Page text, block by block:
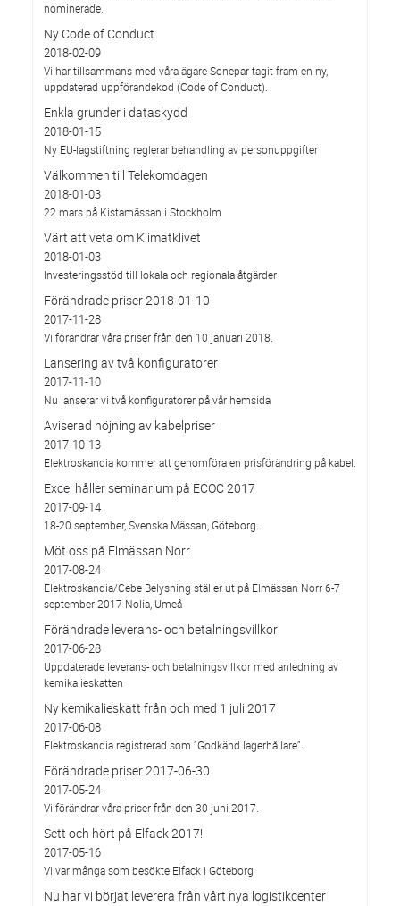
nominerade.
Ny Code of Conduct
2018-02-09
Vi har tillsammans med våra ägare Sonepar tagit fram en ny,
uppdaterad uppförandekod (Code of Conduct).
Enkla grunder i dataskydd
2018-01-15
Ny EU-lagstiftning reglerar behandling av personuppgifter
Välkommen till Telekomdagen
2018-01-03
22 mars på Kistamässan i Stockholm
Värt att veta om Klimatklivet
2018-01-03
Investeringsstöd till lokala och regionala åtgärder
Förändrade priser 2018-01-10
2017-11-28
Vi förändrar våra priser från den 10 januari 2018.
Lansering av två konfiguratorer
2017-11-10
Nu lanserar vi två konfiguratorer på vår hemsida
Aviserad höjning av kabelpriser
2017-10-13
Elektroskandia kommer att genomföra en prisförändring på kabel.
Excel håller seminarium på ECOC 2017
2017-09-14
18-20 september, Svenska Mässan, Göteborg.
Möt oss på Elmässan Norr
2017-08-24
Elektroskandia/Cebe Belysning ställer ut på Elmässan Norr 6-7
september 2017 Nolia, Umeå
Förändrade leverans- och betalningsvillkor
2017-06-28
Uppdaterade leverans- och betalningsvillkor med anledning av
kemikalieskatten
Ny kemikalieskatt från och med 1 juli 2017
2017-06-08
Elektroskandia registrerad som ”Godkänd lagerhållare”.
Förändrade priser 2017-06-30
2017-05-24
Vi förändrar våra priser från den 30 juni 2017.
Sett och hört på Elfack 2017!
2017-05-16
Vi var många som besökte Elfack i Göteborg
Nu har vi börjat leverera från vårt nya logistikcenter